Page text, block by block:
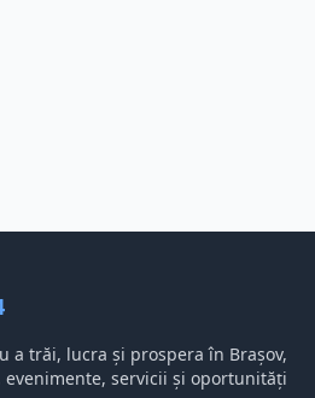
a trăi, lucra și prospera în Brașov,
evenimente, servicii și oportunități